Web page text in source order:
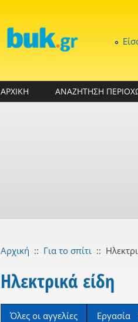
ΑΡΧΙΚΗ ΑΝΑΖΗΤΗΣΗ
Αρχική :: Για το σπίτι ::
Ηλεκτρικά είδη
Όλες οι αγγελίες Εργασία